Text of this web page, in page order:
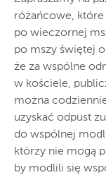
różańcowe,
po wieczornej
po mszy świętej
że za wspólne
w kościele,
można
uzyskać odpust
do wspólnej
którzy nie mogą
by modlili się